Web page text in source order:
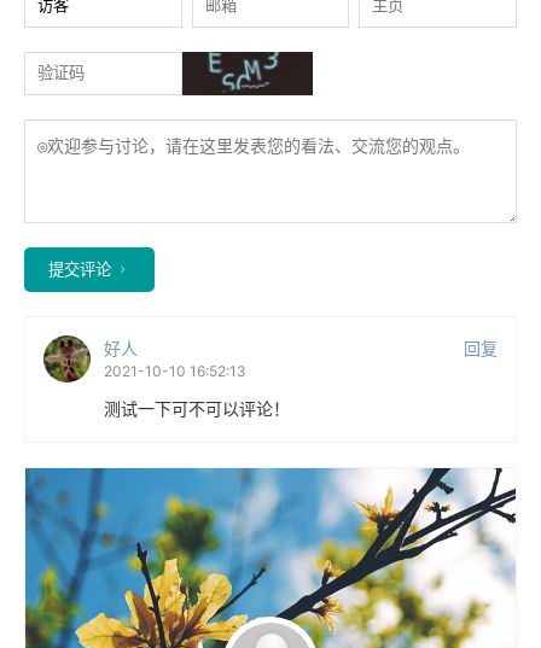
提交评论
好人 回复
2021-10-10 16:52:13
测试一下可不可以评论！